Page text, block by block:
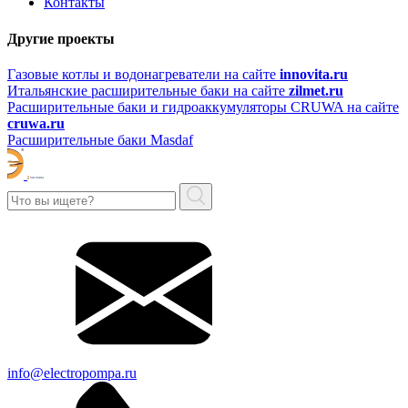
Другие проекты
Газовые котлы и водонагреватели на сайте innovita.ru
Итальянские расширительные баки на сайте zilmet.ru
Расширительные баки и гидроаккумуляторы CRUWA на сайте
cruwa.ru
Расширительные баки Masdaf
info@electropompa.ru